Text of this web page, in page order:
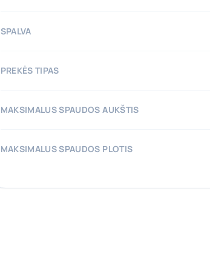
SPALVA
PREKĖS TIPAS
MAKSIMALUS SPAUDOS AUKŠTIS
MAKSIMALUS SPAUDOS PLOTIS